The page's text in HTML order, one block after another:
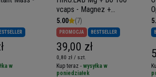
w
vcaps - Magnez +
Witamina B6
5.00 (7)
PROMOCJA BESTSELLER
39,00 zł
0,80 zł / szt.
Kup teraz - wysyłka w
poniedziałek